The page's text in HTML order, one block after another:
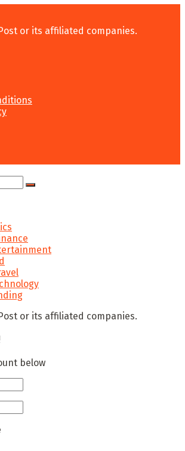
or its affiliated companies.
or its affiliated companies.
below